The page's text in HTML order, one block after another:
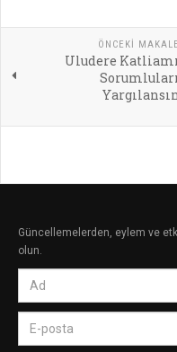
ÖNCEKI MAKALE
Uludere
Güncellemelerden, eylem ve
olun.